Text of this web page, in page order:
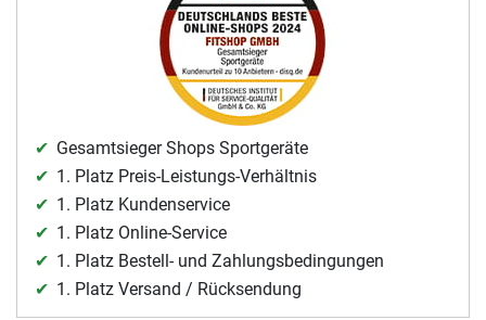
Gesamtsieger Shops Sportgeräte
1. Platz Preis-Leistungs-Verhältnis
1. Platz Kundenservice
1. Platz Online-Service
1. Platz Bestell- und Zahlungsbedingungen
1. Platz Versand / Rücksendung